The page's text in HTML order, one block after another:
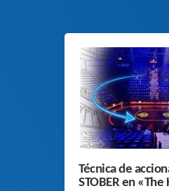
Técnica de
STOBER en